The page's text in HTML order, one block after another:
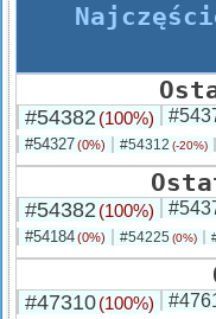
#54382 (100%)
#54327(0%) #54312 (-20%)
#54382 (100%)
#54184(0%) #54225 (0%)
#47310(100%)